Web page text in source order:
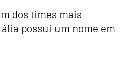
dos times mais
possui um nome em